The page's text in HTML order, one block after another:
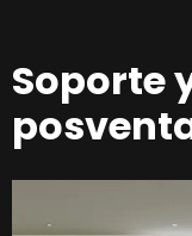
Soporte